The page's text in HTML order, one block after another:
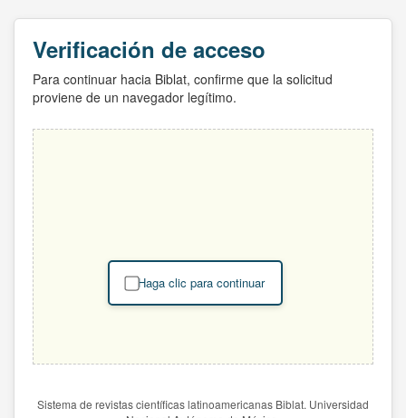
Verificación de acceso
Para continuar hacia Biblat, confirme que la solicitud
proviene de un navegador legítimo.
Haga clic para continuar
Sistema de revistas científicas latinoamericanas Biblat. Universidad